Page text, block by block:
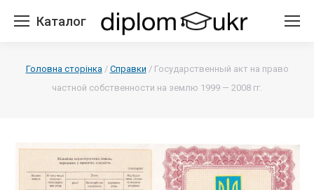
Каталог
Головна сторінка/ Справки / Государственный акт на право
частной собственности на землю 1999 — 2008 гг.